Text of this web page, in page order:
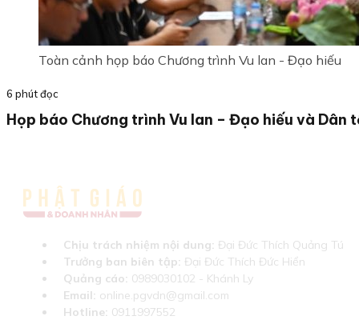
Toàn cảnh họp báo Chương trình Vu lan - Đạo hiếu
6 phút đọc
Họp báo Chương trình Vu lan – Đạo hiếu và Dân
Chịu trách nhiệm nội dung: Đại Đức Thích Quảng Tú
Trưởng ban biên tập: Đại Đức Thích Đức Hiển
Quảng cáo: 0989030102 - Khánh Ly
Email: online.pgvdn@gmail.com
Hotline: 0911997552